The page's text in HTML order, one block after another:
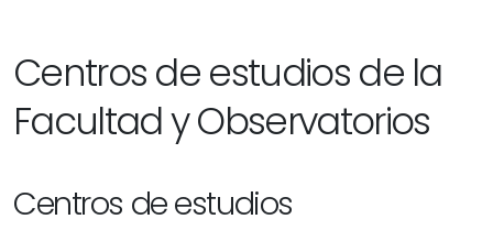
Centros de estudios de la
Facultad y Observatorios
Centros de estudios